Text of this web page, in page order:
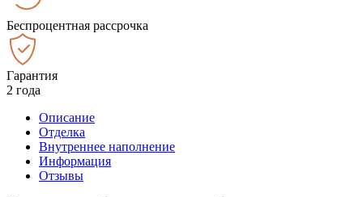
Беспроцентная рассрочка
Гарантия
2 года
Описание
Отделка
Внутреннее наполнение
Информация
Отзывы